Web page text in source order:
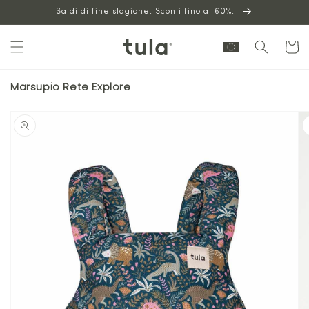
contenuto
Saldi di fine stagione. Sconti fino al 60%.
Carrello
Marsupio Rete Explore
informazioni